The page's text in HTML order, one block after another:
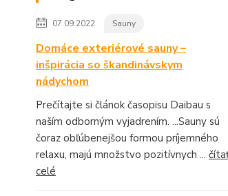
07.09.2022 Sauny
Domáce exteriérové sauny –
inšpirácia so škandinávskym
nádychom
Prečítajte si článok časopisu Daibau s
naším odborným vyjadrením. ...Sauny sú
čoraz obľúbenejšou formou príjemného
relaxu, majú množstvo pozitívnych ...
celé